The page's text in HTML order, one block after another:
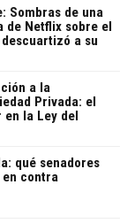
Sombras de una
de Netflix sobre el
a su
a la
Privada: el
en la Ley del
qué senadores
contra